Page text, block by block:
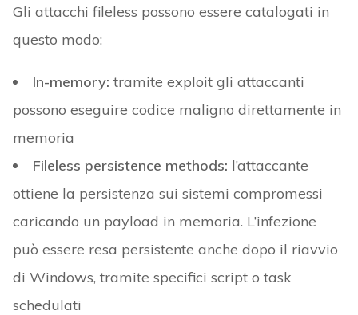
Gli attacchi fileless possono essere catalogati in
questo modo:
In-memory: tramite exploit gli attaccanti
possono eseguire codice maligno direttamente in
memoria
Fileless persistence methods: l’attaccante
ottiene la persistenza sui sistemi compromessi
caricando un payload in memoria. L’infezione
può essere resa persistente anche dopo il riavvio
di Windows, tramite specifici script o task
schedulati